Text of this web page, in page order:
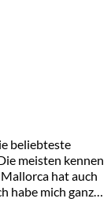
beliebteste
meisten kennen
hat auch
habe mich ganz…